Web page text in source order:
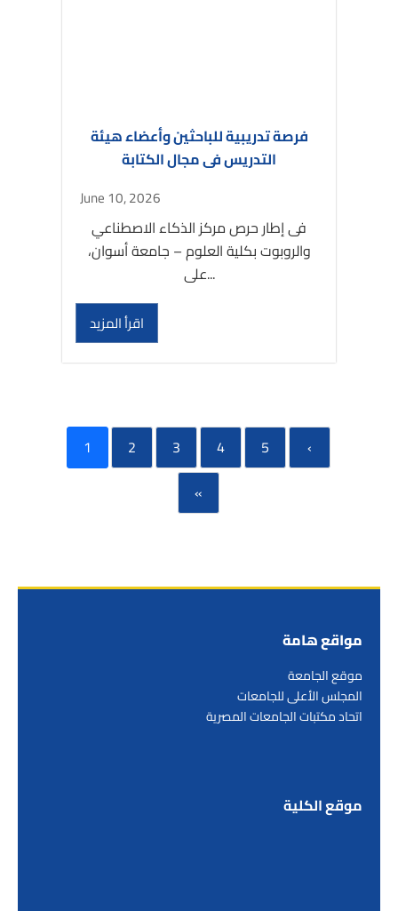
فرصة تدريبية للباحثين وأعضاء هيئة
التدريس فى مجال الكتابة
June 10, 2026
فى إطار حرص مركز الذكاء الاصطناعي
والروبوت بكلية العلوم – جامعة أسوان،
على...
اقرأ المزيد
1 2 3 4 5
›
»
مواقع هامة
موقع الجامعة
المجلس الأعلى للجامعات
اتحاد مكتبات الجامعات المصرية
موقع الكلية